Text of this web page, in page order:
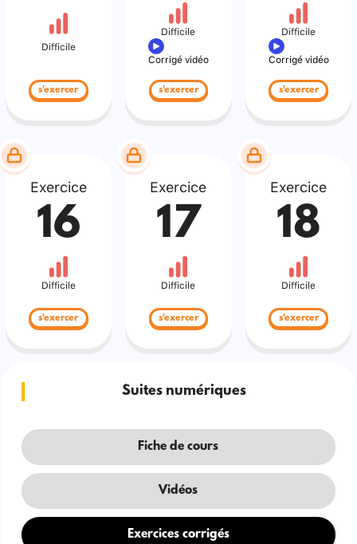
Difficile
s'exercer
Difficile
Corrigé vidéo
s'exercer
Difficile
Corrigé vidéo
s'exercer
Exercice
16
Difficile
s'exercer
Exercice
17
Difficile
s'exercer
Exercice
18
Difficile
s'exercer
Suites numériques
Fiche de cours
Vidéos
Exercices corrigés